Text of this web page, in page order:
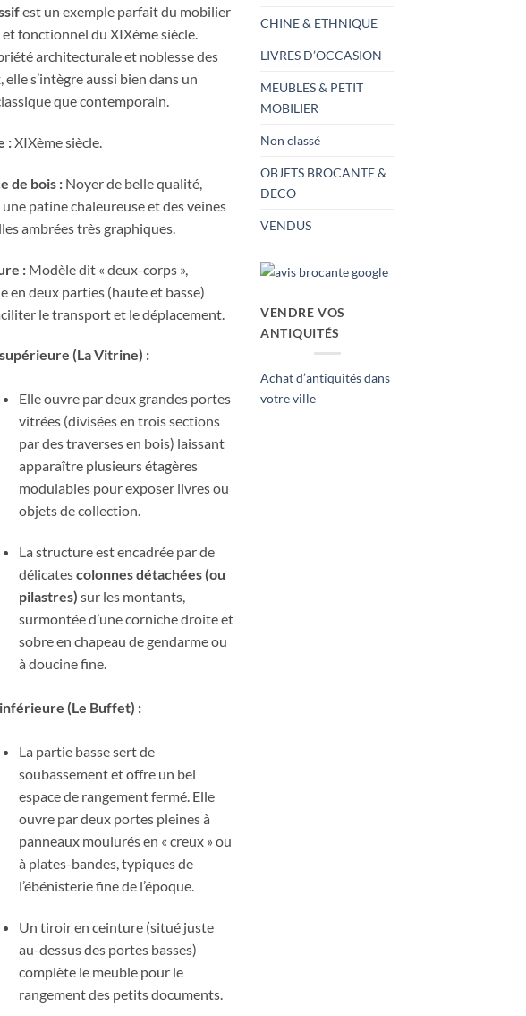
est un exemple parfait du mobilier
fonctionnel du XIXème siècle.
architecturale et noblesse des
elle s’intègre aussi bien dans un
que contemporain.
:XIXème siècle.
de bois :Noyer de belle qualité,
patine chaleureuse et des veines
ambrées très graphiques.
:Modèle dit « deux-corps »,
en deux parties (haute et basse)
le transport et le déplacement.
(La Vitrine) :
Elle ouvre par deux grandes portes
vitrées (divisées en trois sections
par des traverses en bois) laissant
apparaître plusieurs étagères
modulables pour exposer livres ou
objets de collection.
La structure est encadrée par de
délicatescolonnes détachées (ou
pilastres) sur les montants,
surmontée d’une corniche droite et
sobre en chapeau de gendarme ou
à doucine fine.
(Le Buffet) :
La partie basse sert de
soubassement et offre un bel
espace de rangement fermé. Elle
ouvre par deux portes pleines à
panneaux moulurés en « creux » ou
à plates-bandes, typiques de
l’ébénisterie fine de l’époque.
Un tiroir en ceinture (situé juste
au-dessus des portes basses)
complète le meuble pour le
rangement des petits documents.
CHINE & ETHNIQUE
LIVRES D’OCCASION
MEUBLES & PETIT
MOBILIER
Non classé
OBJETS BROCANTE &
DECO
VENDUS
VENDRE VOS
ANTIQUITÉS
Achat d’antiquités dans
votre ville